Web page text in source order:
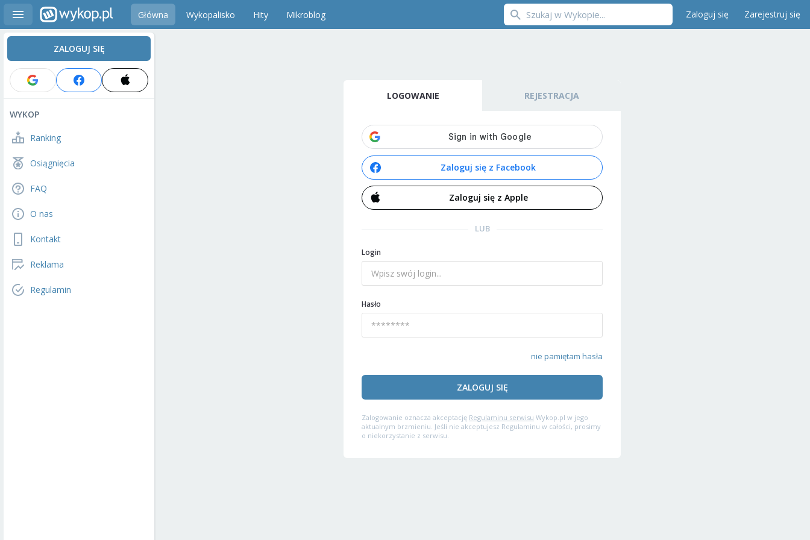
Główna Wykopalisko Hity Mikroblog Zaloguj się Zarejestruj się
ZALOGUJ SIĘ
WYKOP
Ranking
Osiągnięcia
FAQ
O nas
Kontakt
Reklama
Regulamin
LOGOWANIE REJESTRACJA
Zaloguj się z Facebook
Zaloguj się z Apple
LUB
Login
Hasło
nie pamiętam hasła
ZALOGUJ SIĘ
Zalogowanie oznacza akceptację Regulaminu serwisu Wykop.pl w jego
aktualnym brzmieniu. Jeśli nie akceptujesz Regulaminu w całości, prosimy
o niekorzystanie z serwisu.